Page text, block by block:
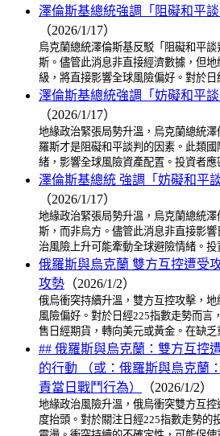
澤倫斯基總統強調「阻礙和平談
（2026/1/17）
烏克蘭總統澤倫斯基反駁「阻礙和平
斯。儘管此消息非直接經濟數據，但
級，將直接影響全球風險偏好。對於
澤倫斯基總統強調「妨礙和平談
（2026/1/17）
地緣政治緊張局勢升溫，烏克蘭總統
羅斯才是阻礙和平談判的因素。此類
緒，影響全球風險資產配置。投資者
澤倫斯基總統 強調「妨礙和平
（2026/1/17）
地緣政治緊張局勢升溫，烏克蘭總統
斯，而非烏方。儘管此消息非直接影
治風險上升可能牽動全球避險情緒。
俄羅斯與烏克蘭 雙方互控遭受
攻勢 （2026/1/2）
俄烏衝突持續升溫，雙方互控攻擊，
風險偏好。對於日經225指數走勢而言
售日經期貨，轉向美元或黃金。在缺
## 俄羅斯與烏克蘭：雙方互控
的行動 （或：俄羅斯與烏克蘭
責當日戰鬥行為）
（2026/1/2）
地緣政治風險升溫，俄烏衝突雙方互
度抬頭。對於關注日經225指數走勢的